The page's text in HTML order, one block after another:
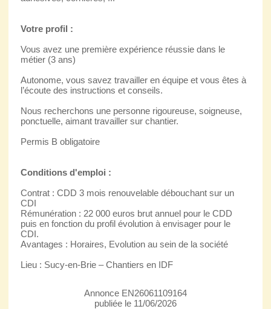
Votre profil :
Vous avez une première expérience réussie dans le
métier (3 ans)
Autonome, vous savez travailler en équipe et vous êtes à
l’écoute des instructions et conseils.
Nous recherchons une personne rigoureuse, soigneuse,
ponctuelle, aimant travailler sur chantier.
Permis B obligatoire
Conditions d'emploi :
Contrat : CDD 3 mois renouvelable débouchant sur un
CDI
Rémunération : 22 000 euros brut annuel pour le CDD
puis en fonction du profil évolution à envisager pour le
CDI.
Avantages : Horaires, Evolution au sein de la société
Lieu : Sucy-en-Brie – Chantiers en IDF
Annonce EN26061109164
publiée le 11/06/2026